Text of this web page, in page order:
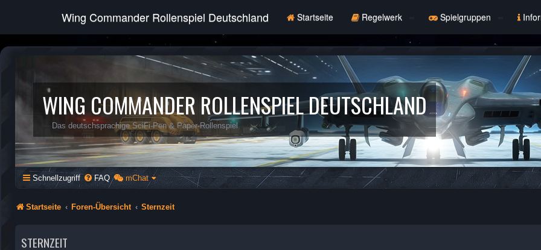
Wing Commander Rollenspiel Deutschland Startseite Regelwerk Spielgruppen
WING COMMANDER ROLLENSPIEL DEUTSCHLAND
Das deutschsprachige SciFi-Pen & Paper-Rollenspiel
Schnellzugriff FAQ mChat
Startseite Foren-Übersicht Sternzeit
STERNZEIT